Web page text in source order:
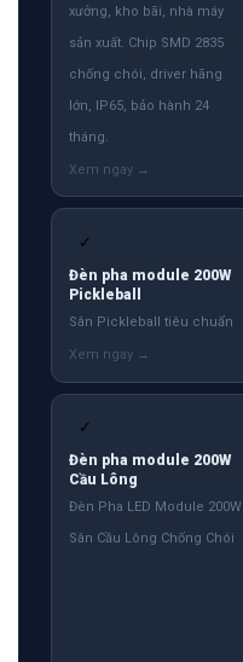
xưởng, kho bãi, nhà máy
sản xuất. Chip SMD 2835
chống chói, driver hãng
lớn, IP65, bảo hành 24
tháng.
✓
Đèn pha module 200W
Pickleball
Sân Pickleball tiêu chuẩn
✓
Đèn pha module 200W
Cầu Lông
Đèn Pha LED Module 200W
Sân Cầu Lông Chống Chói